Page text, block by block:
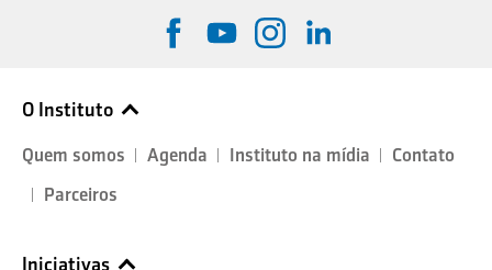
O Instituto
Quem somos Agenda Instituto na mídia
Contato
Parceiros
Iniciativas